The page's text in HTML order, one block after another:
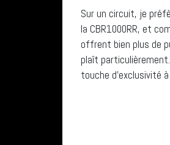
Sur un circuit, je
la CBR1000RR, et
offrent bien plus de
plaît
touche d’exclusivité